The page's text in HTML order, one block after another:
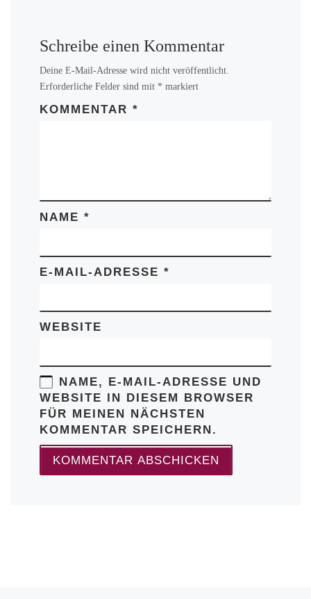
Schreibe einen Kommentar
Deine E-Mail-Adresse wird nicht veröffentlicht.
Erforderliche Felder sind mit * markiert
KOMMENTAR*
NAME*
E-MAIL-ADRESSE*
WEBSITE
NAME, E-MAIL-ADRESSE UND
WEBSITE IN DIESEM BROWSER
FÜR MEINEN NÄCHSTEN
KOMMENTAR SPEICHERN.